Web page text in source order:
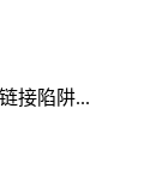
接陷阱...